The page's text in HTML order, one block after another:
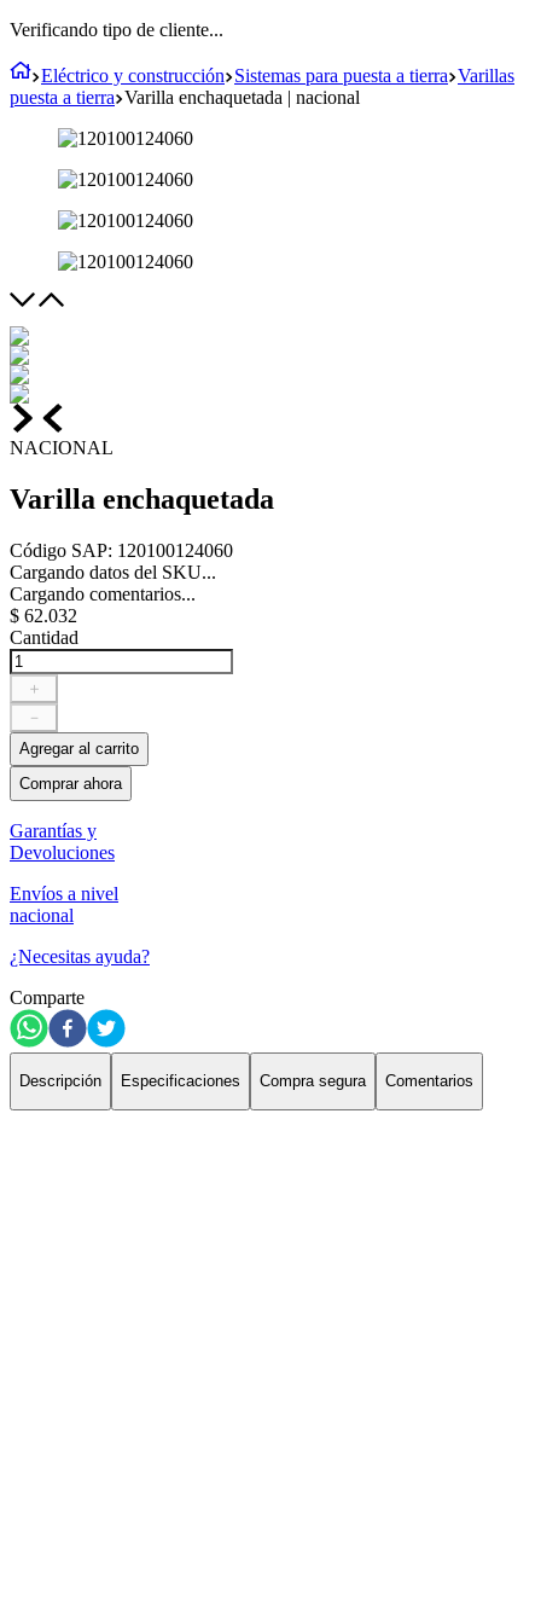
Verificando tipo de cliente...
Eléctrico y construcción Sistemas para puesta a tierra Varillas
puesta a tierra Varilla enchaquetada | nacional
NACIONAL
Varilla enchaquetada
Código SAP: 120100124060
Cargando datos del SKU...
Cargando comentarios...
$ 62.032
Cantidad
＋
－
Agregar al carrito
Comprar ahora
Garantías y
Devoluciones
Envíos a nivel
nacional
¿Necesitas ayuda?
Comparte
Descripción Especificaciones Compra segura Comentarios